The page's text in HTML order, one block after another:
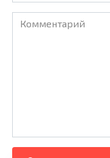
Комментарий